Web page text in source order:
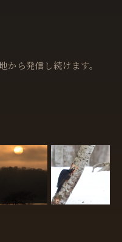
ら発信し続けます。